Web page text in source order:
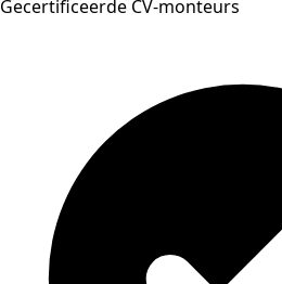
Gecertificeerde CV-monteurs